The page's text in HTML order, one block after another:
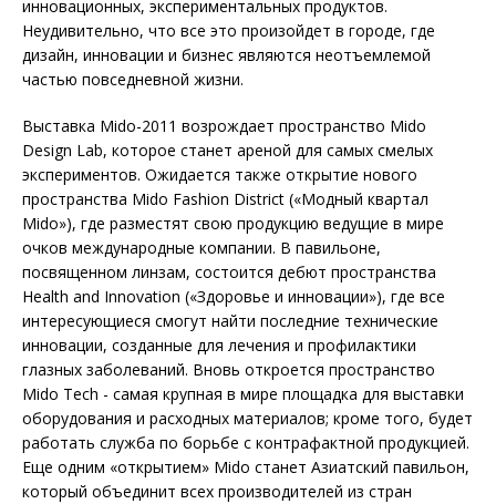
инновационных, экспериментальных продуктов.
Неудивительно, что все это произойдет в городе, где
дизайн, инновации и бизнес являются неотъемлемой
частью повседневной жизни.
Выставка Mido-2011 возрождает пространство Mido
Design Lab, которое станет ареной для самых смелых
экспериментов. Ожидается также открытие нового
пространства Mido Fashion District («Модный квартал
Mido»), где разместят свою продукцию ведущие в мире
очков международные компании. В павильоне,
посвященном линзам, состоится дебют пространства
Health and Innovation («Здоровье и инновации»), где все
интересующиеся смогут найти последние технические
инновации, созданные для лечения и профилактики
глазных заболеваний. Вновь откроется пространство
Mido Tech - самая крупная в мире площадка для выставки
оборудования и расходных материалов; кроме того, будет
работать служба по борьбе с контрафактной продукцией.
Еще одним «открытием» Mido станет Азиатский павильон,
который объединит всех производителей из стран